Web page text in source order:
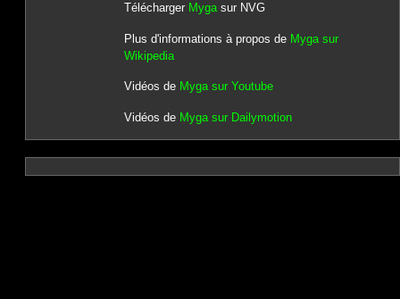
Télécharger Mygasur NVG
Plus d'informations à propos de Myga sur
Wikipedia
Vidéos de Myga sur Youtube
Vidéos de Myga sur Dailymotion